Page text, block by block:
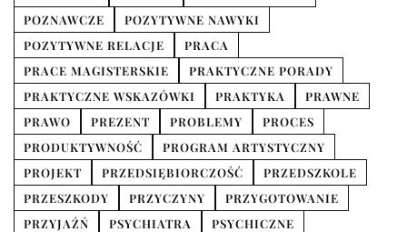
POZNAWCZE
POZYTYWNE NAWYKI
POZYTYWNE RELACJE
PRACA
PRACE MAGISTERSKIE
PRAKTYCZNE PORADY
PRAKTYCZNE WSKAZÓWKI
PRAKTYKA
PRAWNE
PRAWO
PREZENT PROBLEMY
PROCES
PRODUKTYWNOŚĆ
PROGRAM ARTYSTYCZNY
PROJEKT
PRZEDSIĘBIORCZOŚĆ
PRZEDSZKOLE
PRZESZKODY
PRZYCZYNY
PRZYGOTOWANIE
PRZYJAŹŃ
PSYCHIATRA
PSYCHICZNE